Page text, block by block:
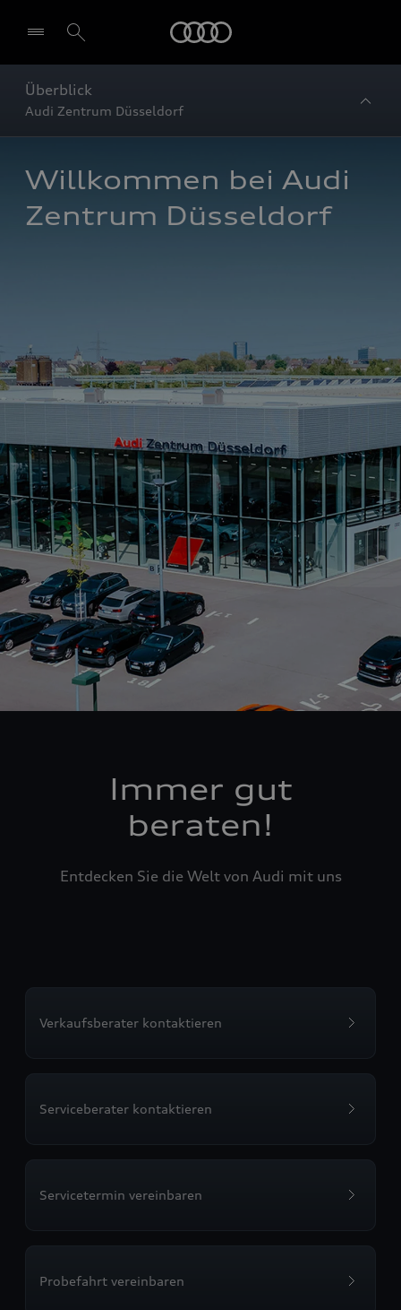
Überblick
Audi Zentrum Düsseldorf
Willkommen bei Audi
Zentrum Düsseldorf
Immer gut
beraten!
Entdecken Sie die Welt von Audi mit uns
Verkaufsberater kontaktieren
Serviceberater kontaktieren
Servicetermin vereinbaren
Probefahrt vereinbaren